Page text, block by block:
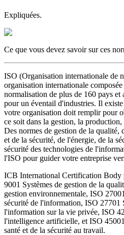
Expliquées.
Ce que vous devez savoir sur ces
ISO (Organisation internationale de
organisation internationale
normalisation de plus de 160 pays et
pour un éventail d'industries. Il
votre organisation doit remplir pour
ce soit dans la gestion, la
Des normes de gestion de la qualité,
et de la sécurité, de l'énergie, de la
sécurité des technologies de
l'ISO pour guider votre entreprise
ICB International Certification Body
9001 Systèmes de gestion de la
gestion environnementale, ISO
sécurité de l'information, ISO 27701
l'information sur la vie privée, ISO
l'intelligence artificielle, et ISO
santé et de la sécurité au travail.